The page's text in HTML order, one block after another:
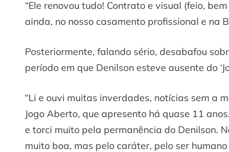
“Ele renovou tudo! Contrato e visual (feio,
ainda, no nosso casamento profissional e na
Posteriormente, falando sério, desabafou
período em que Denilson esteve ausente do
“Li e ouvi muitas inverdades, notícias sem a
Jogo Aberto, que apresento há quase 11
e torci muito pela permanência do Denilson.
muito boa, mas pelo caráter, pelo ser